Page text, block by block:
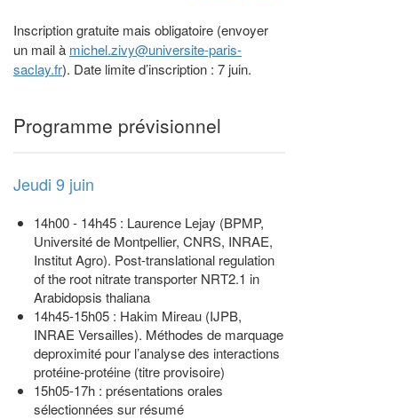
Inscription gratuite mais obligatoire (envoyer
un mail à michel.zivy@universite-paris-
saclay.fr). Date limite d’inscription : 7 juin.
Programme prévisionnel
Jeudi 9 juin
14h00 - 14h45 : Laurence Lejay (BPMP,
Université de Montpellier, CNRS, INRAE,
Institut Agro). Post-translational regulation
of the root nitrate transporter NRT2.1 in
Arabidopsis thaliana
14h45-15h05 : Hakim Mireau (IJPB,
INRAE Versailles). Méthodes de marquage
deproximité pour l’analyse des interactions
protéine-protéine (titre provisoire)
15h05-17h : présentations orales
sélectionnées sur résumé